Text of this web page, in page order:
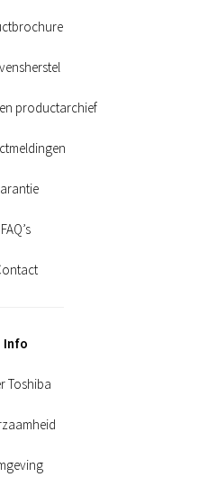
productarchief
FAQ’s
Info
Toshiba